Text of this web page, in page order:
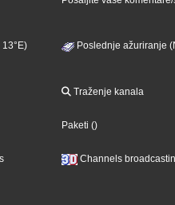
Poslednje ažuriranje
Traženje kanala
Paketi ()
Channels